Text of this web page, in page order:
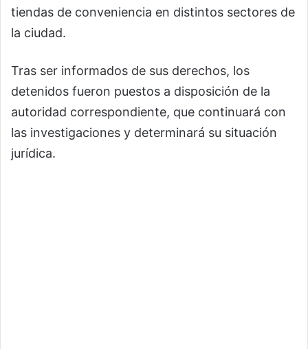
tiendas de conveniencia en distintos sectores de
la ciudad.
Tras ser informados de sus derechos, los
detenidos fueron puestos a disposición de la
autoridad correspondiente, que continuará con
las investigaciones y determinará su situación
jurídica.